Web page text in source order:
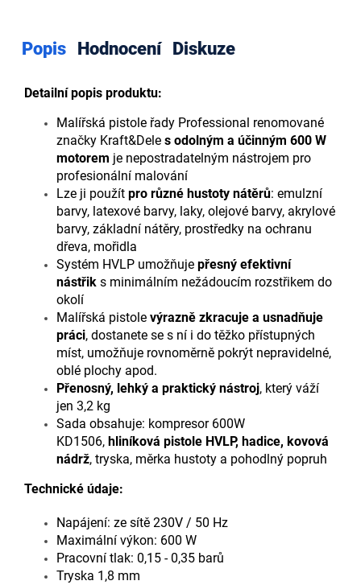
Popis Hodnocení Diskuze
Detailní popis produktu:
Malířská pistole řady Professional renomované
značky Kraft&Dele s odolným a účinným 600 W
motorem je nepostradatelným nástrojem pro
profesionální malování
Lze ji použít pro různé hustoty nátěrů: emulzní
barvy, latexové barvy, laky, olejové barvy, akrylové
barvy, základní nátěry, prostředky na ochranu
dřeva, mořidla
Systém HVLP umožňuje přesný efektivní
nástřik s minimálním nežádoucím rozstřikem do
okolí
Malířská pistole výrazně zkracuje a usnadňuje
práci, dostanete se s ní i do těžko přístupných
míst, umožňuje rovnoměrně pokrýt nepravidelné,
oblé plochy apod.
Přenosný, lehký a praktický nástroj, který váží
jen 3,2 kg
Sada obsahuje: kompresor 600W
KD1506, hliníková pistole HVLP, hadice, kovová
nádrž, tryska, měrka hustoty a pohodlný popruh
Technické údaje:
Napájení: ze sítě 230V / 50 Hz
Maximální výkon: 600 W
Pracovní tlak: 0,15 - 0,35 barů
Tryska 1,8 mm